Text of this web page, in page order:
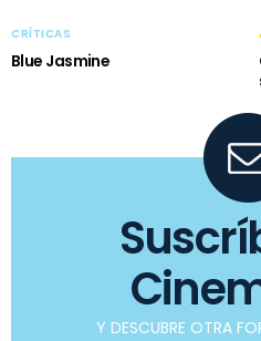
CRÍTICAS
Blue Jasmine
Y DESCUBRE OTRA